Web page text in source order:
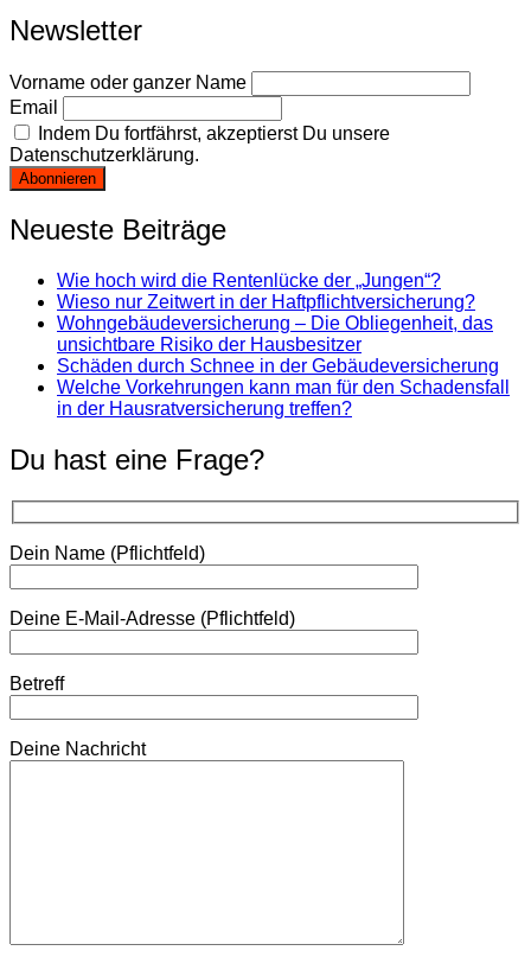
Newsletter
Vorname oder ganzer Name
Email
Indem Du fortfährst, akzeptierst Du unsere
Datenschutzerklärung.
Neueste Beiträge
Wie hoch wird die Rentenlücke der „Jungen“?
Wieso nur Zeitwert in der Haftpflichtversicherung?
Wohngebäudeversicherung – Die Obliegenheit, das
unsichtbare Risiko der Hausbesitzer
Schäden durch Schnee in der Gebäudeversicherung
Welche Vorkehrungen kann man für den Schadensfall
in der Hausratversicherung treffen?
Du hast eine Frage?
Dein Name (Pflichtfeld)
Deine E-Mail-Adresse (Pflichtfeld)
Betreff
Deine Nachricht